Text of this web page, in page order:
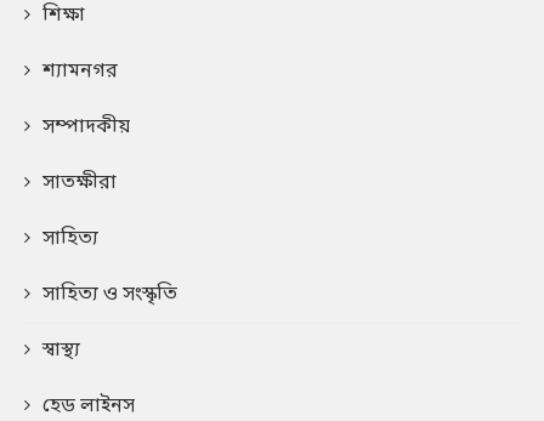
শিক্ষা
শ্যামনগর
সম্পাদকীয়
সাতক্ষীরা
সাহিত্য
সাহিত্য ও সংস্কৃতি
স্বাস্থ্য
হেড লাইনস